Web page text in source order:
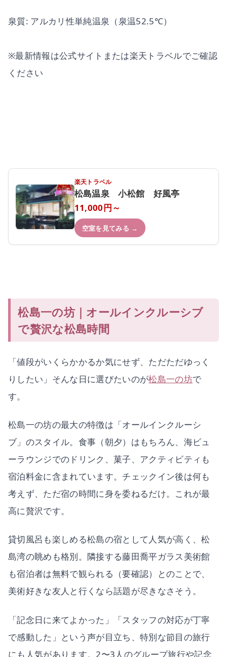
泉質: アルカリ性単純温泉（泉温52.5℃）
※最新情報は公式サイトまたは楽天トラベルでご確認
ください
楽天トラベル
松島温泉 小松館 好風亭
11,000円～
空室を見てみる →
松島一の坊｜オールインクルーシブ
で贅沢な松島時間
「値段がいくらかかるか気にせず、ただただゆっく
りしたい」そんな日に選びたいのが松島一の坊で
す。
松島一の坊の最大の特徴は「オールインクルーシ
ブ」のスタイル。食事（朝夕）はもちろん、海ビュ
ーラウンジでのドリンク、菓子、アクティビティも
宿泊料金に含まれています。チェックイン後は何も
考えず、ただ宿の時間に身を委ねるだけ。これが最
高に贅沢です。
貸切風呂も楽しめる松島の宿として人気が高く、松
島湾の眺めも格別。隣接する藤田喬平ガラス美術館
も宿泊者は無料で観られる（要確認）とのことで、
美術好きな友人と行くなら話題が尽きなさそう。
「記念日に来てよかった」「スタッフの対応が丁寧
で感動した」という声が目立ち、特別な節目の旅行
にも人気があります。2〜3人のグループ旅行や記念